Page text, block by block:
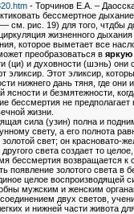
- Торчинов Е.А. –
бессмертное
см. рис. 19) для того, чтдбы
жизненного дыхания
которое выметает все
преобразоваться в
(ци) и духовности (шэнь) они
эликсир. Этот эликсир,
нижнего дань тяня, где
ясности и безмятежности,
бессмертия не
жизни.
сила (узин) полна и
свету, а его полнота
свет; он красновато-
света создает то
бессмертия возвращается
появление золотого света
целое воспроизводящей
мужским и женским
двух светов,
и нижней части живота